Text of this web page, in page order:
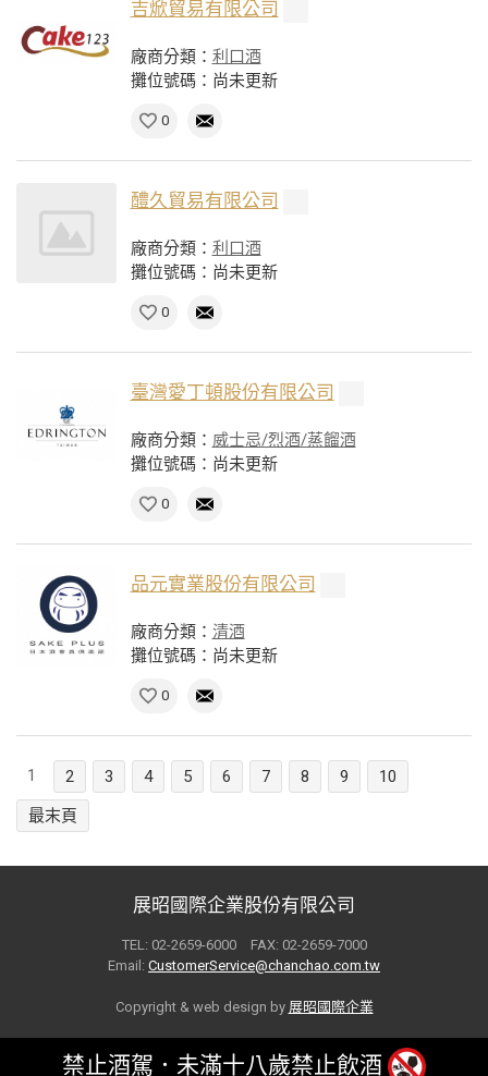
吉焮貿易有限公司
廠商分類： 利口酒
攤位號碼：尚未更新
0
醴久貿易有限公司
廠商分類： 利口酒
攤位號碼：尚未更新
0
臺灣愛丁頓股份有限公司
廠商分類： 威士忌/烈酒/蒸餾酒
攤位號碼：尚未更新
0
品元實業股份有限公司
廠商分類： 清酒
攤位號碼：尚未更新
0
1 2 3 4 5 6 7 8 9
10
最末頁
展昭國際企業股份有限公司
TEL: 02-2659-6000 FAX: 02-2659-7000
Email: CustomerService@chanchao.com.tw
Copyright & web design by 展昭國際企業
禁止酒駕．未滿十八歲禁止飲酒